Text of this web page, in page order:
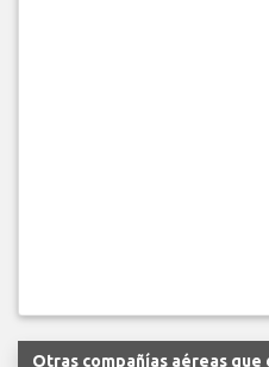
Otras compañías aéreas